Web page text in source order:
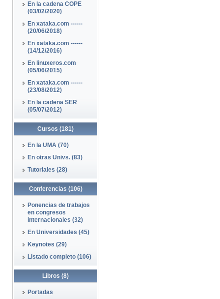
En la cadena COPE
(03/02/2020)
En xataka.com ------
(20/06/2018)
En xataka.com ------
(14/12/2016)
En linuxeros.com
(05/06/2015)
En xataka.com ------
(23/08/2012)
En la cadena SER
(05/07/2012)
Cursos (181)
En la UMA (70)
En otras Univs. (83)
Tutoriales (28)
Conferencias (106)
Ponencias de trabajos
en congresos
internacionales (32)
En Universidades (45)
Keynotes (29)
Listado completo (106)
Libros (8)
Portadas